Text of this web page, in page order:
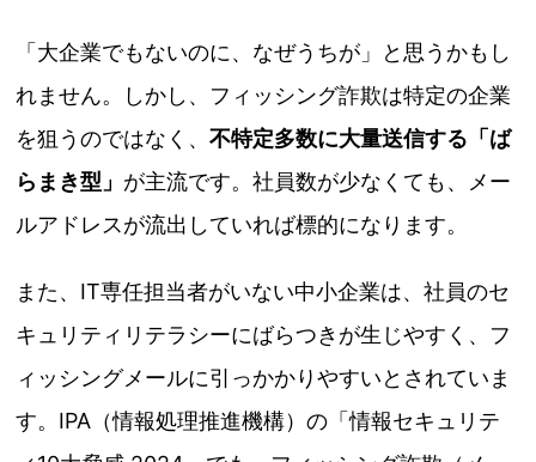
「大企業でもないのに、なぜうちが」と思うかもし
れません。しかし、フィッシング詐欺は特定の企業
を狙うのではなく、不特定多数に大量送信する「ば
らまき型」 が主流です。社員数が少なくても、メー
ルアドレスが流出していれば標的になります。
また、IT専任担当者がいない中小企業は、社員のセ
キュリティリテラシーにばらつきが生じやすく、フ
ィッシングメールに引っかかりやすいとされていま
す。IPA（情報処理推進機構）の「情報セキュリテ